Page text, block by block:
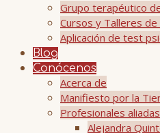
Grupo terapéutico
Cursos y Talleres de
Aplicación de test
Blog
Conócenos
Acerca de
Manifiesto por la
Profesionales
Alejandra